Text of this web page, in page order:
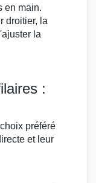
en main.
droitier, la
la
:
préféré
et leur